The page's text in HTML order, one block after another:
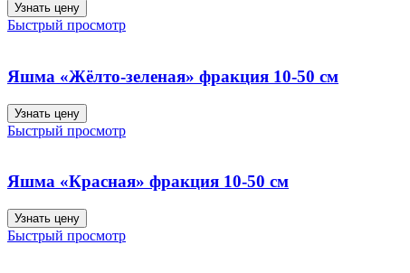
Узнать цену
Быстрый просмотр
Яшма «Жёлто-зеленая» фракция 10-50 см
Узнать цену
Быстрый просмотр
Яшма «Красная» фракция 10-50 см
Узнать цену
Быстрый просмотр